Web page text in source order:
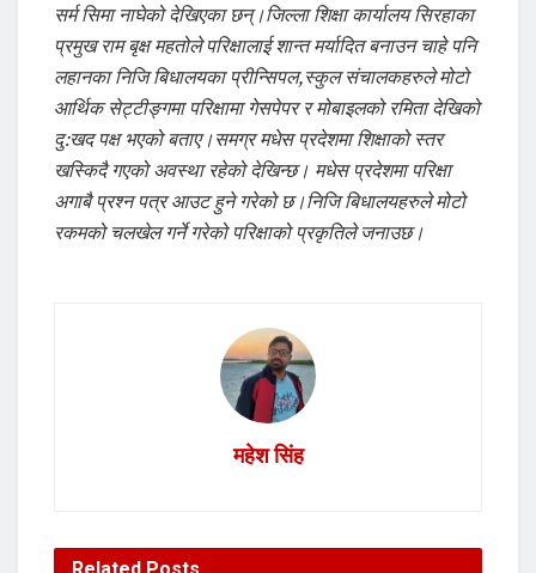
सर्म सिमा नाघेको देखिएका छन्।जिल्ला शिक्षा कार्यालय सिरहाका
प्रमुख राम बृक्ष महतोले परिक्षालाई शान्त मर्यादित बनाउन चाहे पनि
लहानका निजि बिधालयका प्रीन्सिपल,स्कुल संचालकहरुले मोटो
आर्थिक सेट्टीङ्गमा परिक्षामा गेसपेपर र मोबाइलको रमिता देखिको
दु:खद पक्ष भएको बताए।समग्र मधेस प्रदेशमा शिक्षाको स्तर
खस्किदै गएको अवस्था रहेको देखिन्छ। मधेस प्रदेशमा परिक्षा
अगाबै प्रश्न पत्र आउट हुने गरेको छ।निजि बिधालयहरुले मोटो
रकमको चलखेल गर्ने गरेको परिक्षाको प्रकृतिले जनाउछ।
महेश सिंह